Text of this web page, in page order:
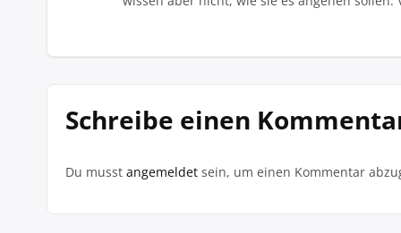
Schreibe einen
Du musst angemeldet sein, um einen Kommentar